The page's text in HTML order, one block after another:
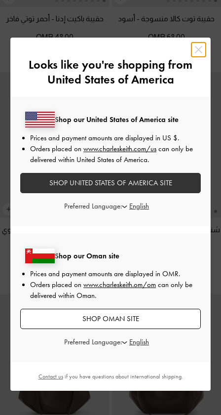
حقيبة توت كالا منسوجة - أسود
68.00 OMR
حقيبة باكيت إدنا - أحمر توتي فاخر
48.00 OMR
شنطة كتف هايلين بتعليقة مجدولة
ليليبيت ميني - حقيبة بمقبض علوي
28.00 OMR
Looks like you're shopping from
United States of America
Shop our Oman site
Prices and payment amounts are displayed in OMR.
Orders placed on www.charleskeith.om/om can only be
delivered within Oman.
SHOP OMAN SITE
Preferred Language:
Shop our United States of America site
Prices and payment amounts are displayed in US $.
Orders placed on www.charleskeith.com/us can only be
delivered within United States of America.
SHOP UNITED STATES OF AMERICA SITE
Preferred Language:
Contact usif you have questions about international shipping.